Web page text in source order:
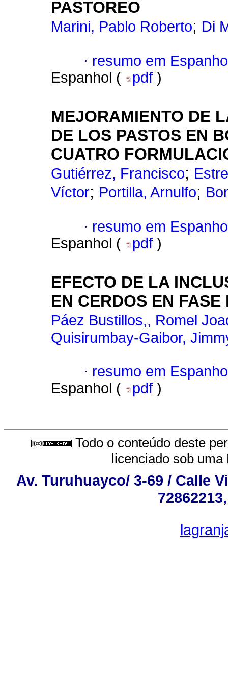
PASTOREO
Marini, Pablo Roberto; Di
· resumo em
Espanhol (
pdf )
MEJORAMIENTO DE
DE LOS PASTOS EN
CUATRO
Gutiérrez, Francisco;
Víctor; Portilla, Arnulfo;
· resumo em
Espanhol (
pdf )
EFECTO DE LA
EN CERDOS EN
Páez Bustillos,, Romel
Quisirumbay-Gaibor,
· resumo em
Espanhol (
pdf )
Todo o conteúdo deste
licenciado sob uma
Av. Turuhuayco/ 3-69 / Calle